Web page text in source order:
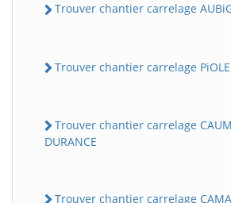
Trouver chantier carrelage
Trouver chantier carrelage
Trouver chantier carrelage
DURANCE
Trouver chantier carrelage